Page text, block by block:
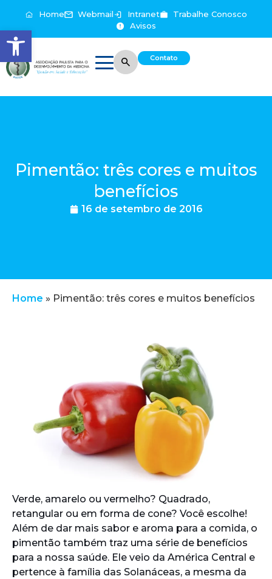
Abrir a barra de ferramentas
Home Webmail Intranet
Trabalhe Conosco
Avisos
Contato
Pimentão: três cores e muitos
benefícios
16 de setembro de 2016
Home » Pimentão: três cores e muitos benefícios
Verde, amarelo ou vermelho? Quadrado,
retangular ou em forma de cone? Você escolhe!
Além de dar mais sabor e aroma para a comida, o
pimentão também traz uma série de benefícios
para a nossa saúde. Ele veio da América Central e
pertence à família das Solanáceas, a mesma da